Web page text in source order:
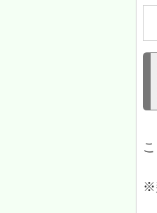
こ
※